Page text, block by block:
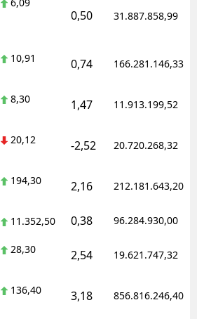
0,50 31.887.858,99
10,91 0,74 166.281.146,33
8,30 1,47 11.913.199,52
20,12 -2,52 20.720.268,32
194,30 2,16 212.181.643,20
11.352,50 0,38 96.284.930,00
28,30 2,54 19.621.747,32
136,40 3,18 856.816.246,40